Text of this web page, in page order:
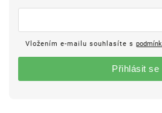
Vložením e-mailu souhlasíte s
Přihlásit se